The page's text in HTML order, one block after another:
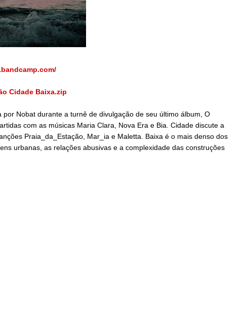
Cidade Baixa.zip
Nobat durante a turnê de divulgação de seu último álbum, O
com as músicas Maria Clara, Nova Era e Bia. Cidade discute a
Praia_da_Estação, Mar_ia e Maletta. Baixa é o mais denso dos
urbanas, as relações abusivas e a complexidade das construções